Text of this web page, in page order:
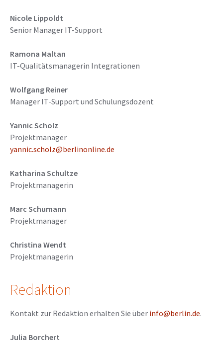
Nicole Lippoldt
Senior Manager IT-Support
Ramona Maltan
IT-Qualitätsmanagerin Integrationen
Wolfgang Reiner
Manager IT-Support und Schulungsdozent
Yannic Scholz
Projektmanager
yannic.scholz@berlinonline.de
Katharina Schultze
Projektmanagerin
Marc Schumann
Projektmanager
Christina Wendt
Projektmanagerin
Redaktion
Kontakt zur Redaktion erhalten Sie über info@berlin.de.
Julia Borchert